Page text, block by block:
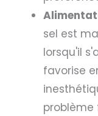
sel est
lorsqu'il
favorise
problème